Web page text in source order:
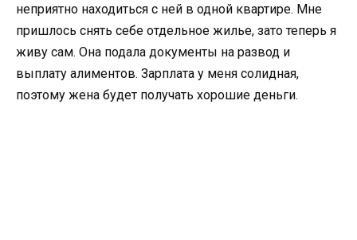
неприятно находиться с ней в одной квартире. Мне
пришлось снять себе отдельное жилье, зато теперь я
живу сам. Она подала документы на развод и
выплату алиментов. Зарплата у меня солидная,
поэтому жена будет получать хорошие деньги.